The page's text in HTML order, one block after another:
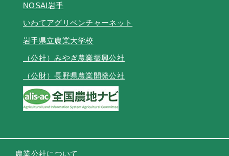
NOSAI岩手
いわてアグリベンチャーネット
岩手県立農業大学校
（公社）みやぎ農業振興公社
（公財）長野県農業開発公社
農業公社について